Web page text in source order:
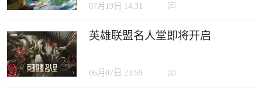
07月19日 14:31
英雄联盟名人堂即将开启
06月07日 23:59